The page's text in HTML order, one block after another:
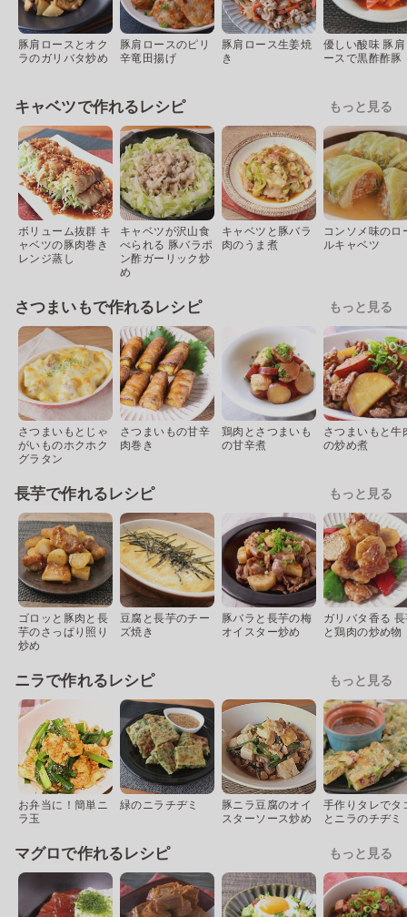
豚肩ロースとオク
ラのガリバタ炒め
豚肩ロースのピリ
辛竜田揚げ
豚肩ロース生姜焼
き
優しい酸味 豚
ースで黒酢酢豚
キャベツで作れるレシピ もっと見る
ボリューム抜群 キ
ャベツの豚肉巻き
レンジ蒸し
キャベツが沢山食
べられる 豚バラポ
ン酢ガーリック炒
め
キャベツと豚バラ
肉のうま煮
コンソメ味のロ
ルキャベツ
さつまいもで作れるレシピ もっと見る
さつまいもとじゃ
がいものホクホク
グラタン
さつまいもの甘辛
肉巻き
鶏肉とさつまいも
の甘辛煮
さつまいもと牛
の炒め煮
長芋で作れるレシピ もっと見る
ゴロッと豚肉と長
芋のさっぱり照り
炒め
豆腐と長芋のチー
ズ焼き
豚バラと長芋の梅
オイスター炒め
ガリバタ香る
と鶏肉の炒め物
ニラで作れるレシピ もっと見る
お弁当に！簡単ニ
ラ玉
緑のニラチヂミ
豚ニラ豆腐のオイ
スターソース炒め
手作りタレでタ
とニラのチヂミ
マグロで作れるレシピ もっと見る